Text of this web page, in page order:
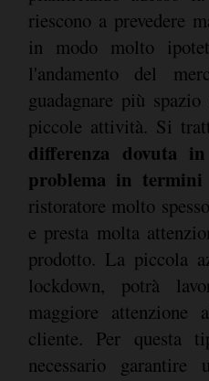
riescono a prevedere
in modo molto
l'andamento del
guadagnare più
piccole attività. Si
differenza dovuta
problema in termini
ristoratore molto
e presta molta
prodotto. La piccola
lockdown, potrà
maggiore attenzione
cliente. Per questa
necessario